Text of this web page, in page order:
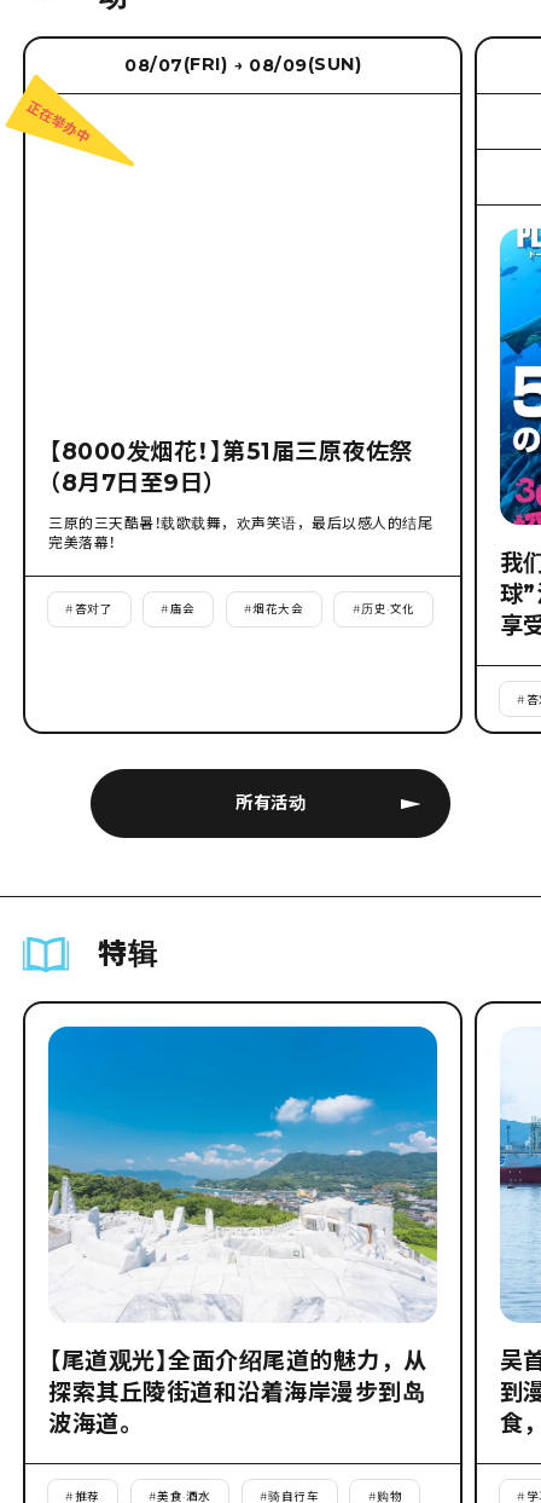
所有活动
08/07(FRI) → 08/09(SUN)
【8000发烟花！】第51届三原夜佐祭
（8月7日至9日）
三原的三天酷暑！载歌载舞，欢声笑语，最后以感人的结尾
完美落幕！
# 答对了 #庙会 #烟花大会 #历史·文化
我
球
享
#
特辑
【尾道观光】全面介绍尾道的魅力，从
探索其丘陵街道和沿着海岸漫步到岛
波海道。
#推荐 #美食·酒水 #骑自行车 #购物
吴
到
食
# 学